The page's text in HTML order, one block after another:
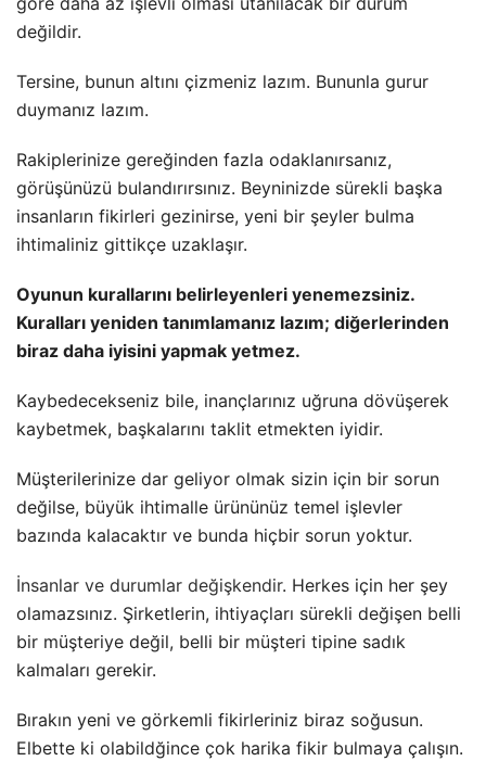
değildir.
Tersine, bunun altını çizmeniz lazım. Bununla gurur
duymanız lazım.
Rakiplerinize gereğinden fazla odaklanırsanız,
görüşünüzü bulandırırsınız. Beyninizde sürekli başka
insanların fikirleri gezinirse, yeni bir şeyler bulma
ihtimaliniz gittikçe uzaklaşır.
Oyunun kurallarını belirleyenleri yenemezsiniz.
Kuralları yeniden tanımlamanız lazım; diğerlerinden
biraz daha iyisini yapmak yetmez.
Kaybedecekseniz bile, inançlarınız uğruna dövüşerek
kaybetmek, başkalarını taklit etmekten iyidir.
Müşterilerinize dar geliyor olmak sizin için bir sorun
değilse, büyük ihtimalle ürününüz temel işlevler
bazında kalacaktır ve bunda hiçbir sorun yoktur.
İnsanlar ve durumlar değişkendir. Herkes için her şey
olamazsınız. Şirketlerin, ihtiyaçları sürekli değişen belli
bir müşteriye değil, belli bir müşteri tipine sadık
kalmaları gerekir.
Bırakın yeni ve görkemli fikirleriniz biraz soğusun.
Elbette ki olabildğince çok harika fikir bulmaya çalışın.